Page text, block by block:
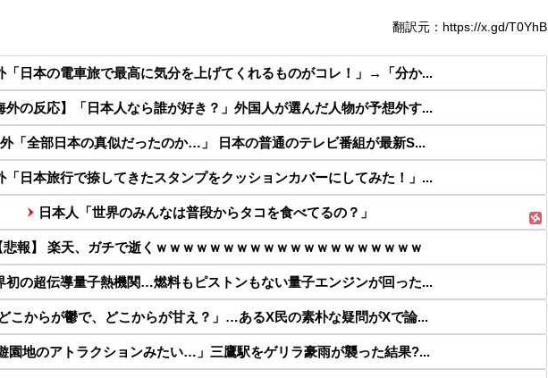
翻訳元：https://x.gd/T0YhB
「日本の電車旅で最高に気分を上げてくれるものがコレ！」→「分か...
外の反応】「日本人なら誰が好き？」外国人が選んだ人物が予想外す...
「全部日本の真似だったのか…」 日本の普通のテレビ番組が最新S...
「日本旅行で捺してきたスタンプをクッションカバーにしてみた！」...
日本人「世界のみんなは普段からタコを食べてるの？」
悲報】 楽天、ガチで逝くｗｗｗｗｗｗｗｗｗｗｗｗｗｗｗｗｗｗｗｗ
初の超伝導量子熱機関…燃料もピストンもない量子エンジンが回った...
どこからが鬱で、どこからが甘え？」…あるX民の素朴な疑問がXで論...
遊園地のアトラクションみたい…」三鷹駅をゲリラ豪雨が襲った結果?...